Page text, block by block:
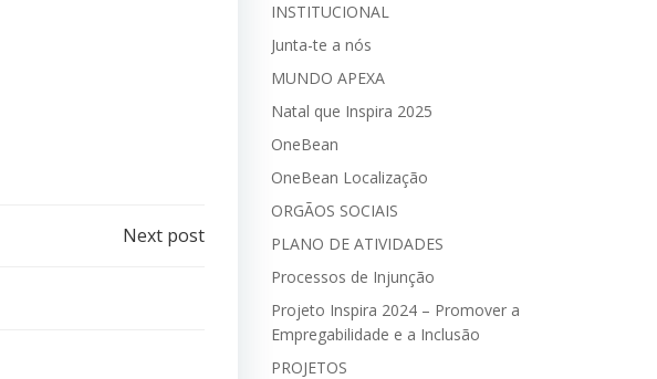
Next post
INSTITUCIONAL
Junta-te a nós
MUNDO APEXA
Natal que Inspira 2025
OneBean
OneBean Localização
ORGÃOS SOCIAIS
PLANO DE ATIVIDADES
Processos de Injunção
Projeto Inspira 2024 – Promover a
Empregabilidade e a Inclusão
PROJETOS